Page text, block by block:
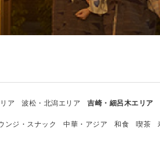
ア 波松・北潟エリア 吉崎・細呂木エリア
ンジ・スナック 中華・アジア 和食 喫茶